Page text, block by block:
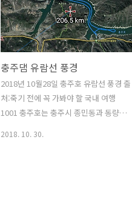
충주댐 유람선 풍경
2018년 10월28일 충주호 유람선 풍경 출
처:죽기 전에 꼭 가봐야 할 국내 여행
1001 충주호는 충주시 종민동과 동량면
2018. 10. 30.